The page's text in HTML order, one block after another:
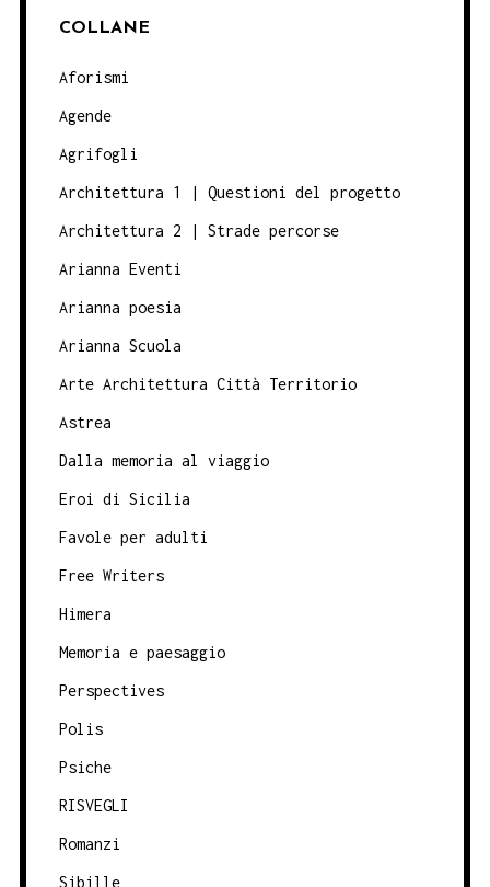
COLLANE
Aforismi
Agende
Agrifogli
Architettura 1 | Questioni del progetto
Architettura 2 | Strade percorse
Arianna Eventi
Arianna poesia
Arianna Scuola
Arte Architettura Città Territorio
Astrea
Dalla memoria al viaggio
Eroi di Sicilia
Favole per adulti
Free Writers
Himera
Memoria e paesaggio
Perspectives
Polis
Psiche
RISVEGLI
Romanzi
Sibille